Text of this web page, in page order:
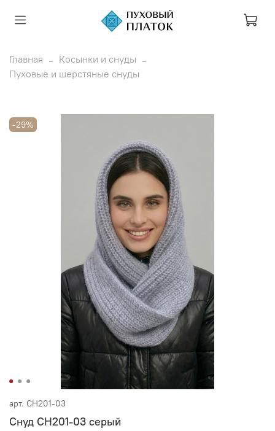
Главная
Косынки и снуды
Пуховые и шерстяные снуды
-29%
арт. СН201-03
Снуд СН201-03 серый